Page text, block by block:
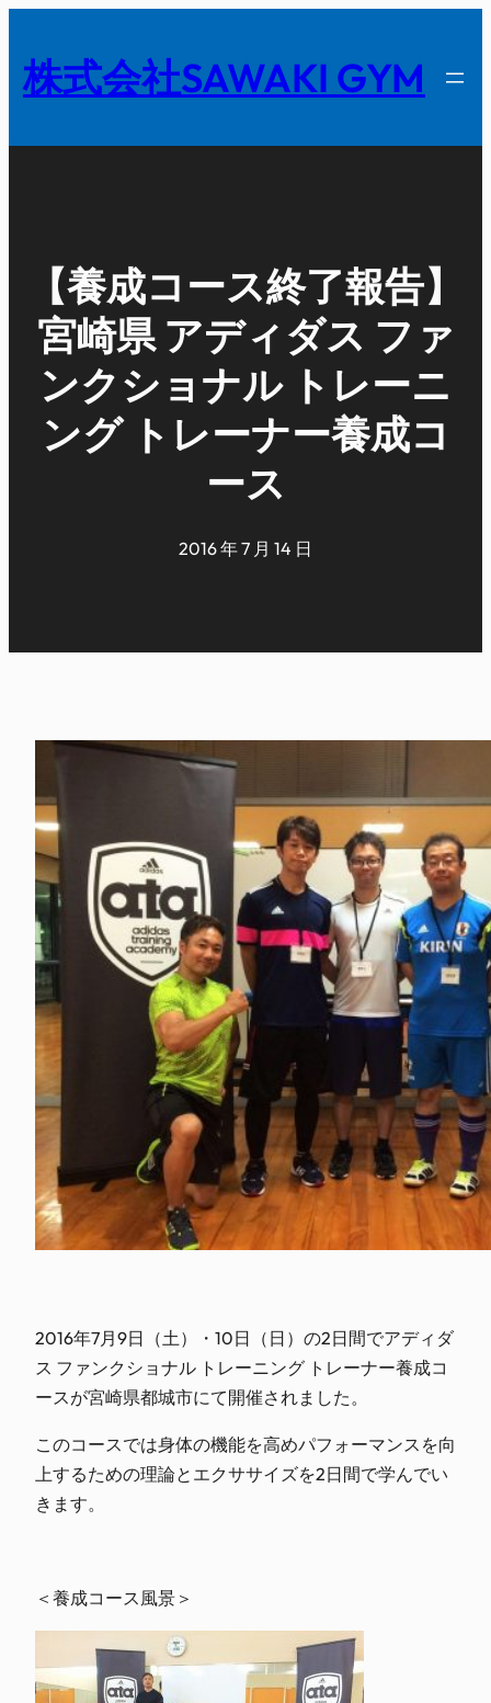
を
キ
株式会社SAWAKI GYM
【養成コース終了報告】
宮崎県 アディダス ファ
ンクショナル トレーニ
ング トレーナー養成コ
ース
2016 年 7 月 14 日
2016年7月9日（土）・10日（日）の2日間でアディダ
ス ファンクショナル トレーニング トレーナー養成コ
ースが宮崎県都城市にて開催されました。
このコースでは身体の機能を高めパフォーマンスを向
上するための理論とエクササイズを2日間で学んでい
きます。
＜養成コース風景＞